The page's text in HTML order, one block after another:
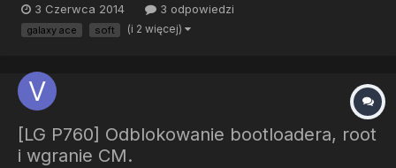
Android 2.2.1 i nie chcąc sprawić by telefon kompletnie nie był
do użycia, mam pytanie, jak krok po kroku wgrać na niego
3 Czerwca 2014 3 odpowiedzi
galaxy ace soft (i 2 więcej)
[LG P760] Odblokowanie bootloadera, root
i wgranie CM.